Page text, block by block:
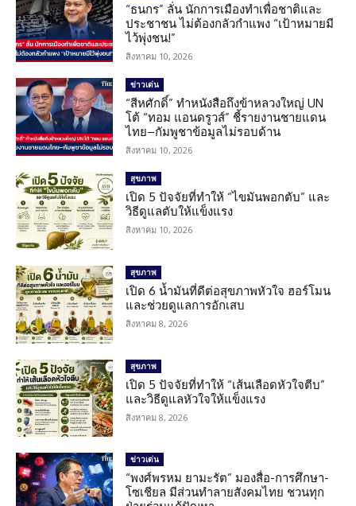
“ธนกร” ลั่น นักการเมืองทำเพื่อชาติและ
ประชาชน ไม่ต้องกลัวกำแพง “เป้าหมายมี
ไว้พุ่งชน!”
สิงหาคม 10, 2026
ข่าวเด่น
“สีหศักดิ์” ทำหนังสือถึงข้าหลวงใหญ่ UN
โต้ “ทอม แอนดรูวส์” ชี้รายงานชายแดน
ไทย–กัมพูชาข้อมูลไม่รอบด้าน
สิงหาคม 10, 2026
สุขภาพ
เปิด 5 ปัจจัยที่ทำให้ “ไขมันพอกตับ” และ
วิธีดูแลตับให้แข็งแรง
สิงหาคม 10, 2026
สุขภาพ
เปิด 6 น้ำมันที่ดีต่อสุขภาพหัวใจ ฮอร์โมน
และช่วยดูแลการอักเสบ
สิงหาคม 8, 2026
สุขภาพ
เปิด 5 ปัจจัยที่ทำให้ “เส้นเลือดหัวใจตีบ”
และวิธีดูแลหัวใจให้แข็งแรง
สิงหาคม 8, 2026
ข่าวเด่น
“พงศ์พรหม ยามะรัต” มองสื่อ-การศึกษา-
โซเชียล มีส่วนทำลายสังคมไทย ชวนทุก